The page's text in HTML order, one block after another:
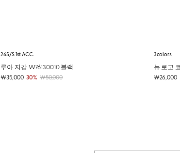
26S/S 1st ACC.
루아 지갑 W76130010 블랙
￦35,000 30% ￦50,000
3colors
뉴 로고
￦26,000